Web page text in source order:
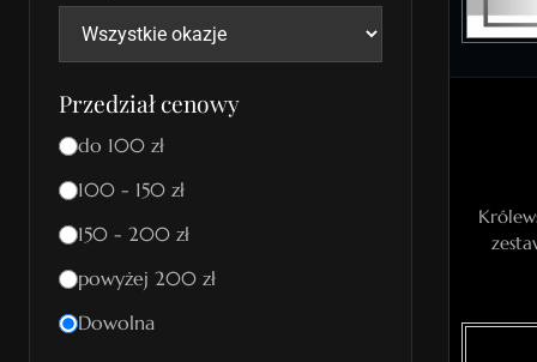
Przedział cenowy
do 100 zł
100 - 150 zł
150 - 200 zł
powyżej 200 zł
Dowolna